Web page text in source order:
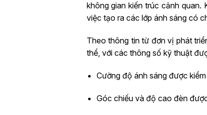
không gian kiến trúc cảnh
việc tạo ra các lớp ánh sáng có
Theo thông tin từ đơn vị phát
thể, với các thông số kỹ thuật
Cường độ ánh sáng được
Góc chiếu và độ cao đèn